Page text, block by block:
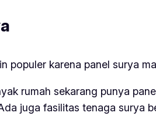
populer karena panel surya
rumah sekarang punya
juga fasilitas tenaga surya